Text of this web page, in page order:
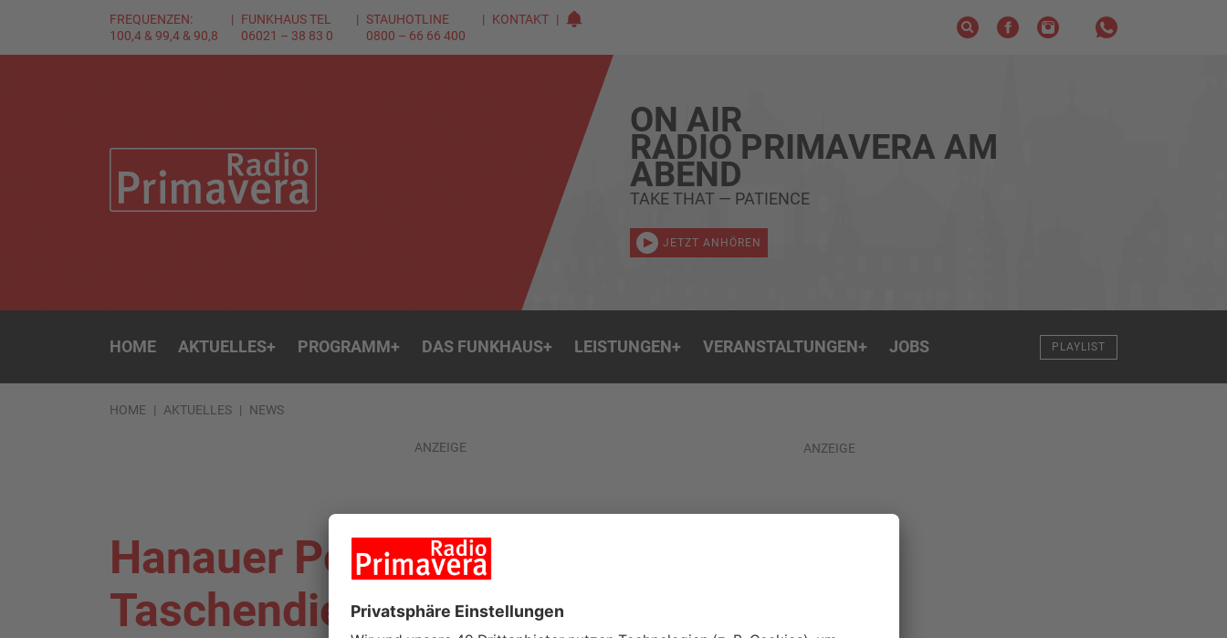
FREQUENZEN:
100,4 & 99,4 & 90,8
FUNKHAUS TEL
06021 – 38 83 0
STAUHOTLINE
0800 – 66 66 400
KONTAKT
ON AIR
RADIO PRIMAVERA AM
ABEND
TAKE THAT — PATIENCE
JETZT ANHÖREN
HOME AKTUELLES+ PROGRAMM+ DAS FUNKHAUS+ LEISTUNGEN+ VERANSTALTUNGEN+ JOBS PLAYLIST
HOME AKTUELLES NEWS
ANZEIGE
Hanauer Polizei fahndet nach
Taschendieb
ANZEIGE